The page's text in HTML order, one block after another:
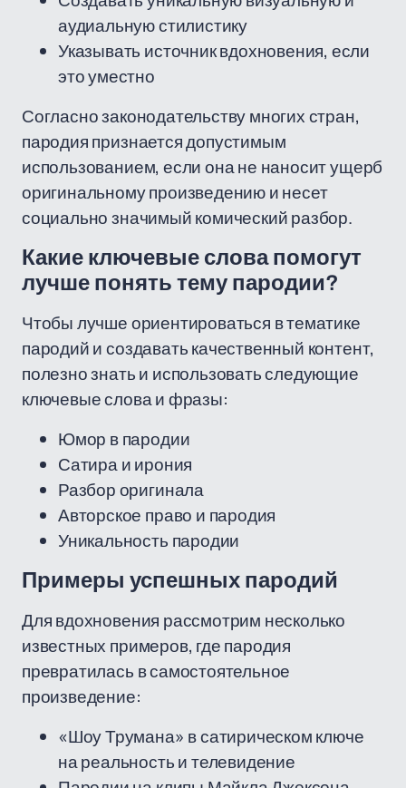
аудиальную стилистику
Указывать источник вдохновения, если
это уместно
Согласно законодательству многих стран,
пародия признается допустимым
использованием, если она не наносит ущерб
оригинальному произведению и несет
социально значимый комический разбор.
Какие ключевые слова помогут
лучше понять тему пародии?
Чтобы лучше ориентироваться в тематике
пародий и создавать качественный контент,
полезно знать и использовать следующие
ключевые слова и фразы:
Юмор в пародии
Сатира и ирония
Разбор оригинала
Авторское право и пародия
Уникальность пародии
Примеры успешных пародий
Для вдохновения рассмотрим несколько
известных примеров, где пародия
превратилась в самостоятельное
произведение:
«Шоу Трумана» в сатирическом ключе
на реальность и телевидение